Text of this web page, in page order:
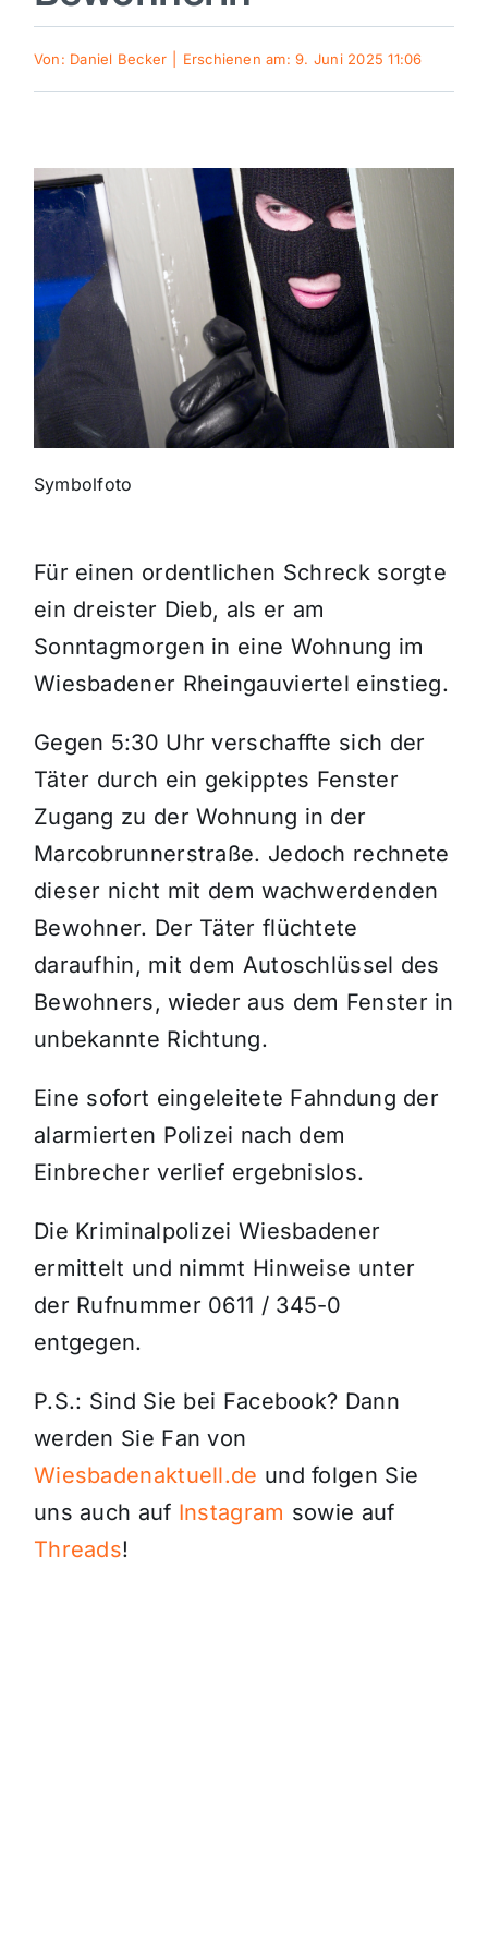
Panorama
Mein Stadtteil
Galerie
Verkehrsmeldungen
Gewinnspiele
Von: Daniel Becker Erschienen am: 9. Juni 2025 11:06
Symbolfoto
Für einen ordentlichen Schreck sorgte
ein dreister Dieb, als er am
Sonntagmorgen in eine Wohnung im
Wiesbadener Rheingauviertel einstieg.
Gegen 5:30 Uhr verschaffte sich der
Täter durch ein gekipptes Fenster
Zugang zu der Wohnung in der
Marcobrunnerstraße. Jedoch rechnete
dieser nicht mit dem wachwerdenden
Bewohner. Der Täter flüchtete
daraufhin, mit dem Autoschlüssel des
Bewohners, wieder aus dem Fenster in
unbekannte Richtung.
Eine sofort eingeleitete Fahndung der
alarmierten Polizei nach dem
Einbrecher verlief ergebnislos.
Die Kriminalpolizei Wiesbadener
ermittelt und nimmt Hinweise unter
der Rufnummer 0611 / 345-0
entgegen.
P.S.: Sind Sie bei Facebook? Dann
werden Sie Fan von
Wiesbadenaktuell.de und folgen Sie
uns auch auf Instagram sowie auf
Threads!